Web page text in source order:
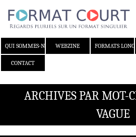
QUI SOMMES-NOUS ?WEBZINE FORMATS LONGS
CONTACT
ARCHIVES PAR MOT-
VAGUE